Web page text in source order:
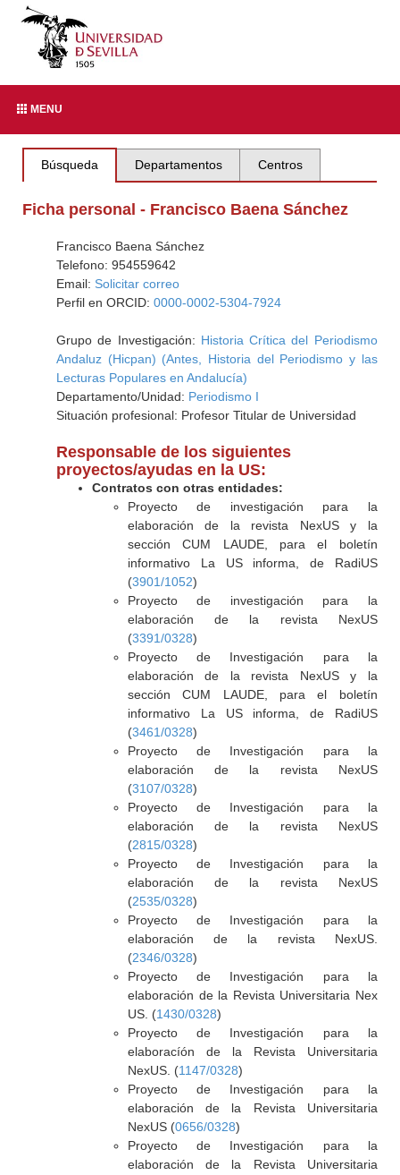
MENU
Búsqueda Departamentos Centros
Ficha personal - Francisco Baena Sánchez
Francisco Baena Sánchez
Telefono: 954559642
Email: Solicitar correo
Perfil en ORCID: 0000-0002-5304-7924
Grupo de Investigación: Historia Crítica del Periodismo
Andaluz (Hicpan) (Antes, Historia del Periodismo y las
Lecturas Populares en Andalucía)
Departamento/Unidad: Periodismo I
Situación profesional: Profesor Titular de Universidad
Responsable de los siguientes
proyectos/ayudas en la US:
Contratos con otras entidades:
Proyecto de investigación para la
elaboración de la revista NexUS y la
sección CUM LAUDE, para el boletín
informativo La US informa, de RadiUS
(3901/1052)
Proyecto de investigación para la
elaboración de la revista NexUS
(3391/0328)
Proyecto de Investigación para la
elaboración de la revista NexUS y la
sección CUM LAUDE, para el boletín
informativo La US informa, de RadiUS
(3461/0328)
Proyecto de Investigación para la
elaboración de la revista NexUS
(3107/0328)
Proyecto de Investigación para la
elaboración de la revista NexUS
(2815/0328)
Proyecto de Investigación para la
elaboración de la revista NexUS
(2535/0328)
Proyecto de Investigación para la
elaboración de la revista NexUS.
(2346/0328)
Proyecto de Investigación para la
elaboración de la Revista Universitaria Nex
US. (1430/0328)
Proyecto de Investigación para la
elaboracíón de la Revista Universitaria
NexUS. (1147/0328)
Proyecto de Investigación para la
elaboración de la Revista Universitaria
NexUS (0656/0328)
Proyecto de Investigación para la
elaboración de la Revista Universitaria